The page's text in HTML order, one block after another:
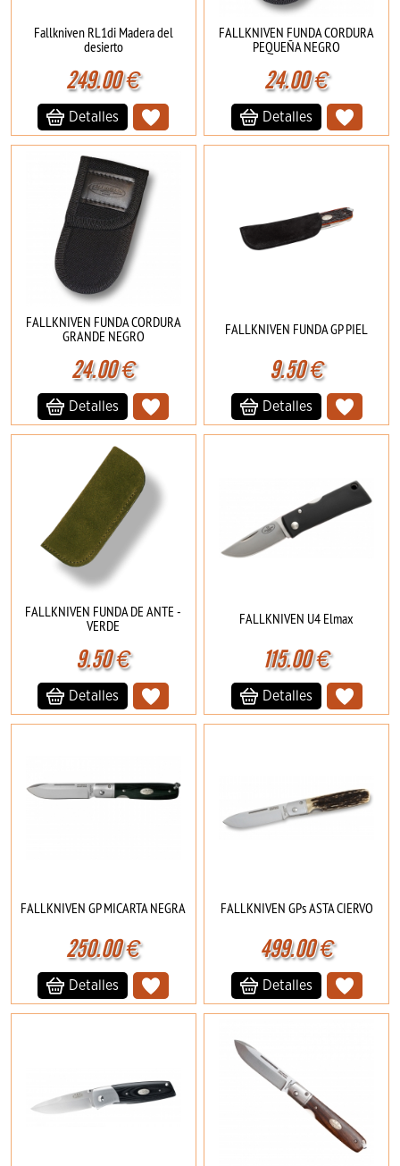
Fallkniven RL1di Madera del
desierto
249.00€
Detalles
FALLKNIVEN FUNDA CORDURA
PEQUEÑA NEGRO
24.00€
Detalles
FALLKNIVEN FUNDA CORDURA
GRANDE NEGRO
24.00€
Detalles
FALLKNIVEN FUNDA GP PIEL
9.50€
Detalles
FALLKNIVEN FUNDA DE ANTE -
VERDE
9.50€
Detalles
FALLKNIVEN U4 Elmax
115.00€
Detalles
FALLKNIVEN GP MICARTA NEGRA
250.00€
Detalles
FALLKNIVEN GPs ASTA CIERVO
499.00€
Detalles